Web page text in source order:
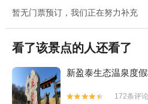
暂无门票预订，我们正在努力补充
看了该景点的人还看了
新盈泰生态温泉度


172条评论